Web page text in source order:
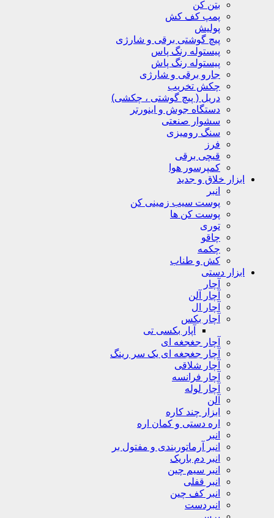
بتن کن
پمپ کف کش
پولیش
پیچ گوشتی برقی و شارژی
پیستوله رنگ پاس
پیستوله رنگ پاش
جارو برقی و شارژی
چکش تخریب
دریل ( پیچ گوشتی ، چکشی)
دستگاه جوش و اینورتر
سشوار صنعتی
سنگ رومیزی
فرز
قیچی برقی
کمپرسور هوا
ابزار خلاق و جدید
انبر
پوست سیب زمینی کن
پوست کن ها
توری
چاقو
چکمه
کش و طناب
ابزار دستی
آچار
آچار آلن
آچار ال
آچار بکس
آپار بکسی تی
آچار جغجغه ای
آچار جغجغه ای یک سر رینگ
آچار شلاقی
آچار فرانسه
آچار لوله
آلن
ابزار چند کاره
اره دستی و کمان اره
انبر
انبر آرماتوربندی و مفتول بر
انبر دم باریک
انبر سیم چین
انبر قفلی
انبر کف چین
انبردست